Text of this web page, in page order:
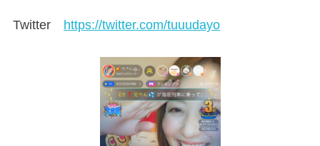
Twitter https://twitter.com/tuuudayo